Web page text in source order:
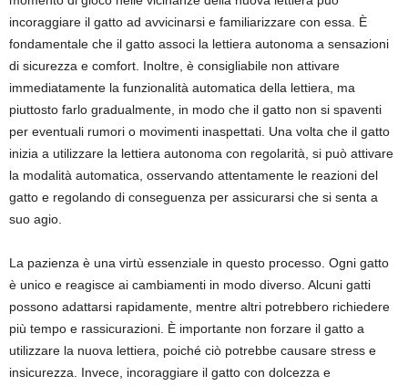
incoraggiare il gatto ad avvicinarsi e familiarizzare con essa. È
fondamentale che il gatto associ la lettiera autonoma a sensazioni
di sicurezza e comfort. Inoltre, è consigliabile non attivare
immediatamente la funzionalità automatica della lettiera, ma
piuttosto farlo gradualmente, in modo che il gatto non si spaventi
per eventuali rumori o movimenti inaspettati. Una volta che il gatto
inizia a utilizzare la lettiera autonoma con regolarità, si può attivare
la modalità automatica, osservando attentamente le reazioni del
gatto e regolando di conseguenza per assicurarsi che si senta a
suo agio.
La pazienza è una virtù essenziale in questo processo. Ogni gatto
è unico e reagisce ai cambiamenti in modo diverso. Alcuni gatti
possono adattarsi rapidamente, mentre altri potrebbero richiedere
più tempo e rassicurazioni. È importante non forzare il gatto a
utilizzare la nuova lettiera, poiché ciò potrebbe causare stress e
insicurezza. Invece, incoraggiare il gatto con dolcezza e